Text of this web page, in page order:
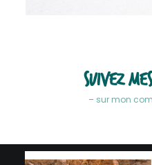
Suivez
– sur mon